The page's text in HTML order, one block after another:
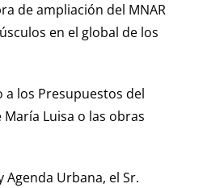
de ampliación del MNAR
en el global de los
los Presupuestos del
Luisa o las obras
Urbana, el Sr.